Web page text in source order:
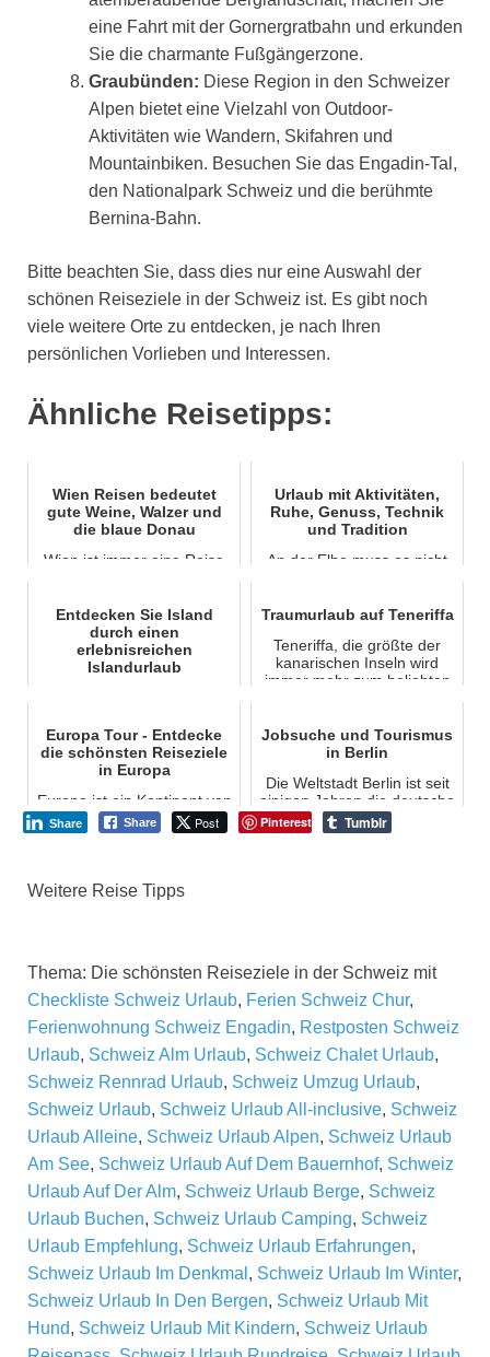
eine Fahrt mit der Gornergratbahn und erkunden
Sie die charmante Fußgängerzone.
Graubünden: Diese Region in den Schweizer
Alpen bietet eine Vielzahl von Outdoor-
Aktivitäten wie Wandern, Skifahren und
Mountainbiken. Besuchen Sie das Engadin-Tal,
den Nationalpark Schweiz und die berühmte
Bernina-Bahn.
Bitte beachten Sie, dass dies nur eine Auswahl der
schönen Reiseziele in der Schweiz ist. Es gibt noch
viele weitere Orte zu entdecken, je nach Ihren
persönlichen Vorlieben und Interessen.
Ähnliche Reisetipps:
Wien Reisen bedeutet
gute Weine, Walzer und
die blaue Donau
Wien ist immer eine Reise
sind die Mittel bei der die
Sinnesfreude...
Urlaub mit Aktivitäten,
Ruhe, Genuss, Technik
und Tradition
An der Elbe muss es nicht
Neben purer Natur bieten
und die L...
Entdecken Sie Island
durch einen
erlebnisreichen
Islandurlaub
Kultur, ist Island ein wilder
und einzigartiger Ort, um
einen ab...
Traumurlaub auf Teneriffa
Teneriffa, die größte der
kanarischen Inseln wird
immer mehr zum beliebten
Europa Tour - Entdecke
die schönsten Reiseziele
in Europa
Europa ist ein Kontinent von
Urlaubszielen. Hunderte von
Touristen strömen und
Jobsuche und Tourismus
in Berlin
Die Weltstadt Berlin ist seit
einigen Jahren die deutsche
Bundeshauptstadt und
Regierungssitz der
Share Post Pinterest Tumblr
Share
Weitere Reise Tipps
Thema: Die schönsten Reiseziele in der Schweiz mit
Checkliste Schweiz Urlaub, Ferien Schweiz Chur,
Ferienwohnung Schweiz Engadin, Restposten Schweiz
Urlaub, Schweiz Alm Urlaub, Schweiz Chalet Urlaub,
Schweiz Rennrad Urlaub, Schweiz Umzug Urlaub,
Schweiz Urlaub, Schweiz Urlaub All-inclusive, Schweiz
Urlaub Alleine, Schweiz Urlaub Alpen, Schweiz Urlaub
Am See, Schweiz Urlaub Auf Dem Bauernhof, Schweiz
Urlaub Auf Der Alm, Schweiz Urlaub Berge, Schweiz
Urlaub Buchen, Schweiz Urlaub Camping, Schweiz
Urlaub Empfehlung, Schweiz Urlaub Erfahrungen,
Schweiz Urlaub Im Denkmal , Schweiz Urlaub Im Winter,
Schweiz Urlaub In Den Bergen, Schweiz Urlaub Mit
Hund, Schweiz Urlaub Mit Kindern, Schweiz Urlaub